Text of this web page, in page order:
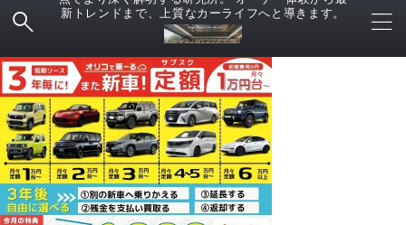
新トレンドまで、上質なカーライフへと導きます。